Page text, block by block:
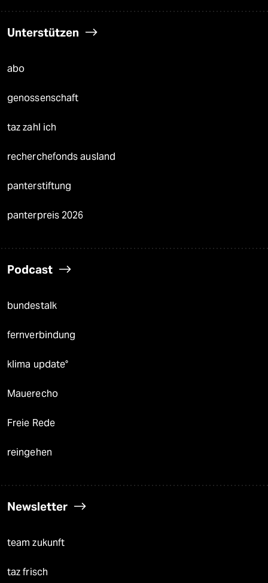
Unterstützen
abo
genossenschaft
taz zahl ich
recherchefonds ausland
panterstiftung
panterpreis 2026
Podcast
bundestalk
fernverbindung
klima update°
Mauerecho
Freie Rede
reingehen
Newsletter
team zukunft
taz frisch